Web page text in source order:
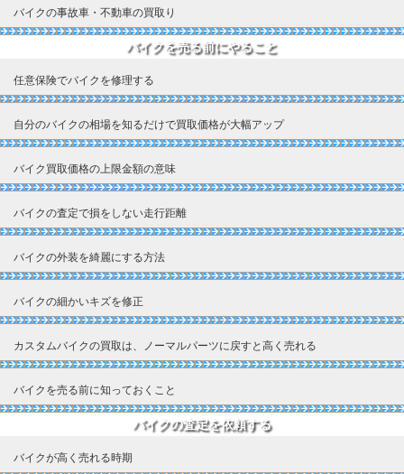
バイクの事故車・不動車の買取り
バイクを売る前にやること
任意保険でバイクを修理する
自分のバイクの相場を知るだけで買取価格が大幅アップ
バイク買取価格の上限金額の意味
バイクの査定で損をしない走行距離
バイクの外装を綺麗にする方法
バイクの細かいキズを修正
カスタムバイクの買取は、ノーマルパーツに戻すと高く売れる
バイクを売る前に知っておくこと
バイクの査定を依頼する
バイクが高く売れる時期